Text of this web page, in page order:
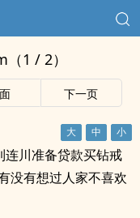
1 / 2）
下一页
连川准备贷款买钻戒
没有想过人家不喜欢